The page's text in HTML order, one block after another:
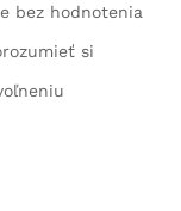
bez hodnotenia
si